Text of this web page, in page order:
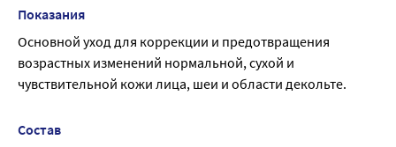
Показания
Основной уход для коррекции и предотвращения
возрастных изменений нормальной, сухой и
чувствительной кожи лица, шеи и области декольте.
Состав